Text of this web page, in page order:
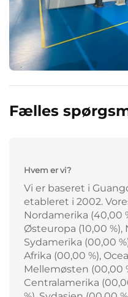
Fælles
Hvem er vi?
Vi er baseret i
etableret i 2002.
Nordamerika (40,00
Østeuropa (10,00 %),
Sydamerika (00,00
Afrika (00,00 %),
Mellemøsten (00,00
Centralamerika